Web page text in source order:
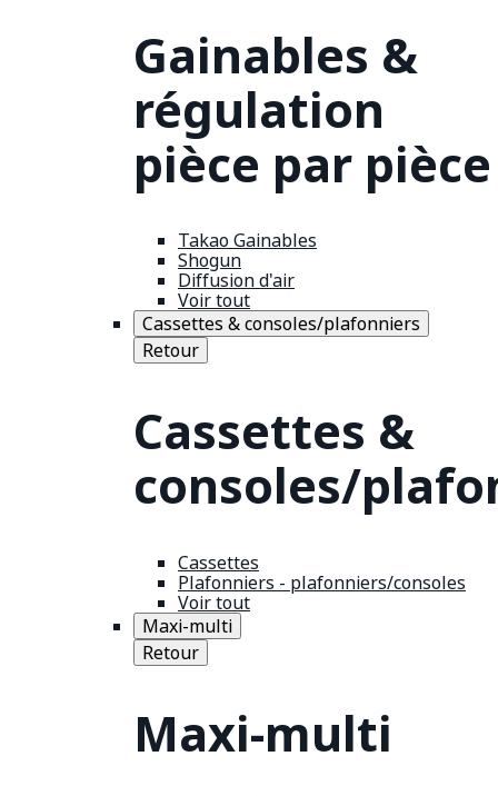
Gainables &
régulation
pièce par pièce
Takao Gainables
Shogun
Diffusion d'air
Voir tout
Cassettes & consoles/plafonniers
Retour
Cassettes &
consoles/
Cassettes
Plafonniers - plafonniers/consoles
Voir tout
Maxi-multi
Retour
Maxi-multi